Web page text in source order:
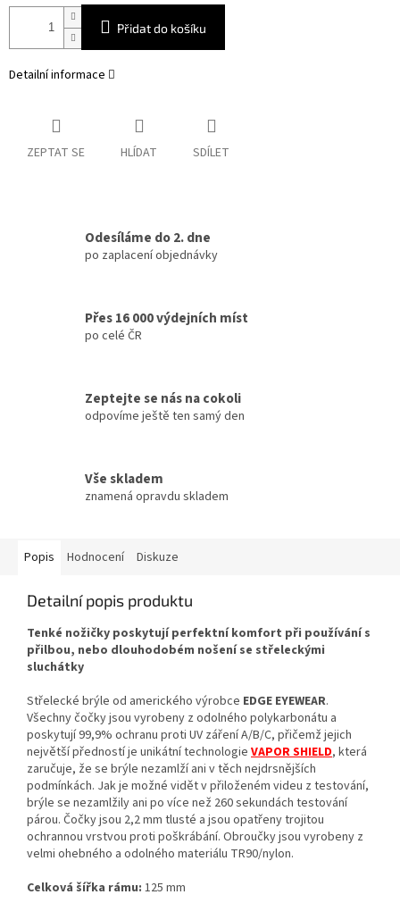
Přidat do košíku
Detailní informace
ZEPTAT SE HLÍDAT SDÍLET
Odesíláme do 2. dne
po zaplacení objednávky
Přes 16 000 výdejních míst
po celé ČR
Zeptejte se nás na cokoli
odpovíme ještě ten samý den
Vše skladem
znamená opravdu skladem
Popis Hodnocení Diskuze
Detailní popis produktu
Tenké nožičky poskytují perfektní komfort při používání s
přilbou, nebo dlouhodobém nošení se střeleckými
sluchátky
Střelecké brýle od amerického výrobce EDGE EYEWEAR.
Všechny čočky jsou vyrobeny z odolného polykarbonátu a
poskytují 99,9% ochranu proti UV záření A/B/C, přičemž jejich
největší předností je unikátní technologie VAPOR SHIELD, která
zaručuje, že se brýle nezamlží ani v těch nejdrsnějších
podmínkách. Jak je možné vidět v přiloženém videu z testování,
brýle se nezamlžily ani po více než 260 sekundách testování
párou. Čočky jsou 2,2 mm tlusté a jsou opatřeny trojitou
ochrannou vrstvou proti poškrábání. Obroučky jsou vyrobeny z
velmi ohebného a odolného materiálu TR90/nylon.
Celková šířka rámu: 125 mm